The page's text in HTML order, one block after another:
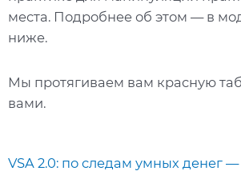
места. Подробнее об этом — в
ниже.
Мы протягиваем вам красную
вами.
VSA 2.0: по следам умных денег